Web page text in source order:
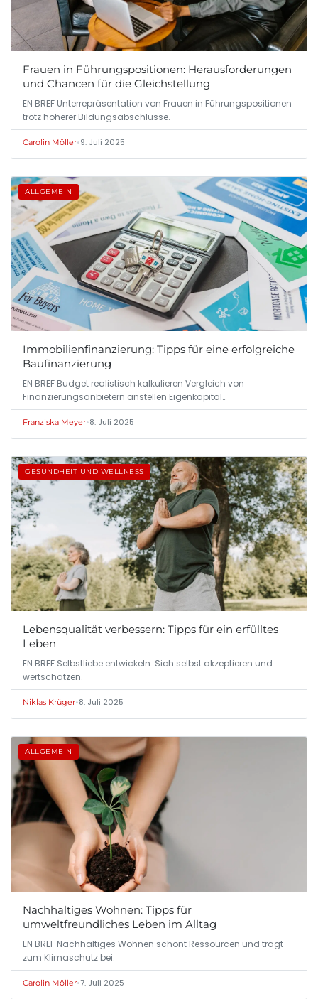
Frauen in Führungspositionen: Herausforderungen
und Chancen für die Gleichstellung
EN BREF Unterrepräsentation von Frauen in Führungspositionen
trotz höherer Bildungsabschlüsse.
Carolin Möller•9. Juli 2025
ALLGEMEIN
Immobilienfinanzierung: Tipps für eine erfolgreiche
Baufinanzierung
EN BREF Budget realistisch kalkulieren Vergleich von
Finanzierungsanbietern anstellen Eigenkapital…
Franziska Meyer•8. Juli 2025
GESUNDHEIT UND WELLNESS
Lebensqualität verbessern: Tipps für ein erfülltes
Leben
EN BREF Selbstliebe entwickeln: Sich selbst akzeptieren und
wertschätzen.
Niklas Krüger•8. Juli 2025
ALLGEMEIN
Nachhaltiges Wohnen: Tipps für
umweltfreundliches Leben im Alltag
EN BREF Nachhaltiges Wohnen schont Ressourcen und trägt
zum Klimaschutz bei.
Carolin Möller•7. Juli 2025